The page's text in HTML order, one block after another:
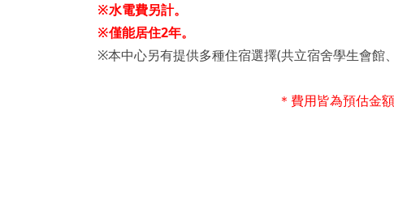
※水電費另計。
※僅能居住2年。
※本中心另有提供多種住宿選擇(共立宿舍學生會館
＊費用皆為預估金